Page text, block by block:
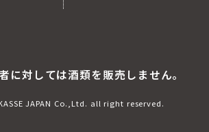
に対しては酒類を販売しません。
JAPAN Co.,Ltd. all right reserved.